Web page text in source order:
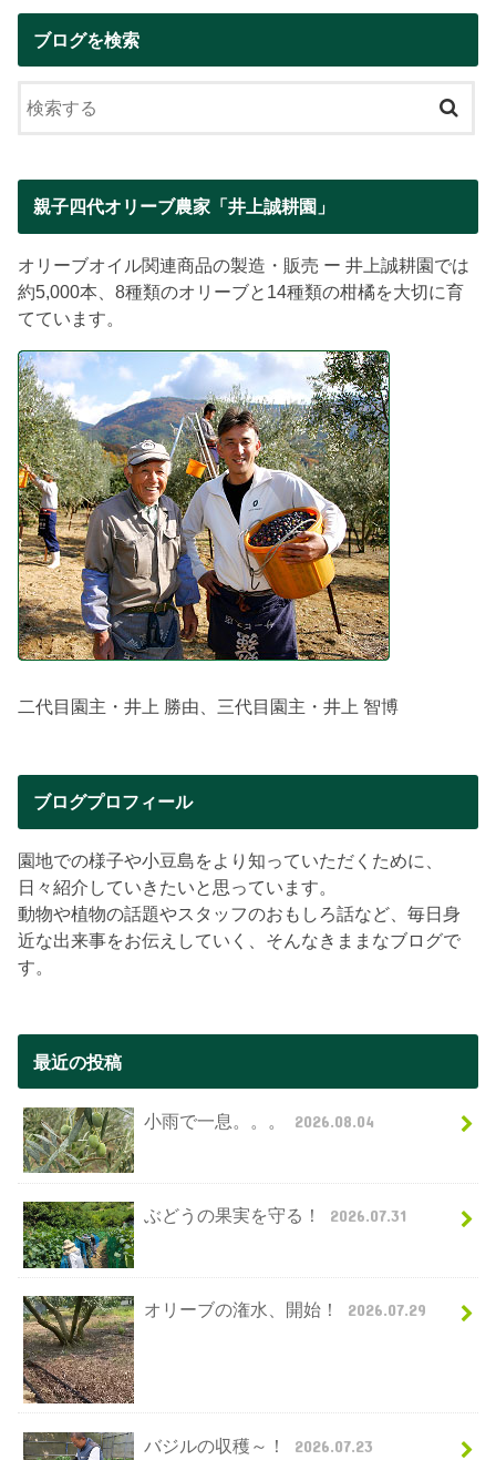
ブログを検索
親子四代オリーブ農家「井上誠耕園」
オリーブオイル関連商品の製造・販売 ー 井上誠耕園では
約5,000本、8種類のオリーブと14種類の柑橘を大切に育
てています。
二代目園主・井上 勝由、三代目園主・井上 智博
ブログプロフィール
園地での様子や小豆島をより知っていただくために、
日々紹介していきたいと思っています。
動物や植物の話題やスタッフのおもしろ話など、毎日身
近な出来事をお伝えしていく、そんなきままなブログで
す。
最近の投稿
小雨で一息。。。 2026.08.04
ぶどうの果実を守る！ 2026.07.31
オリーブの潅水、開始！ 2026.07.29
バジルの収穫～！ 2026.07.23